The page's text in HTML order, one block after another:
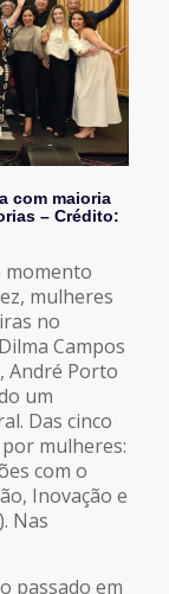
com maioria
– Crédito:
momento
mulheres
no
Campos
André Porto
um
Das cinco
mulheres:
com o
Inovação e
Nas
passado em